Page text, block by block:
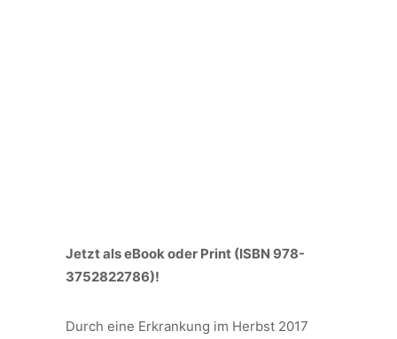
Jetzt als eBook oder Print (ISBN 978-
3752822786)!
Durch eine Erkrankung im Herbst 2017